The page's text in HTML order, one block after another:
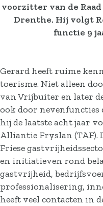
voorzitter van de
Drenthe. Hij volgt
functie 9
Gerard heeft ruime
toerisme. Niet alleen
van Vrijbuiter en later
ook door nevenfuncties
hij de laatste acht jaar
Alliantie Fryslan (TAF).
Friese
en initiatieven rond
gastvrijheid,
professionalisering,
heeft veel contacten in